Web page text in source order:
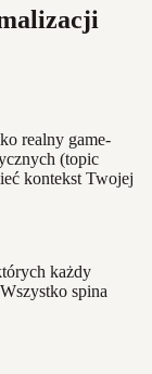
realny game-
(topic
kontekst Twojej
każdy
spina